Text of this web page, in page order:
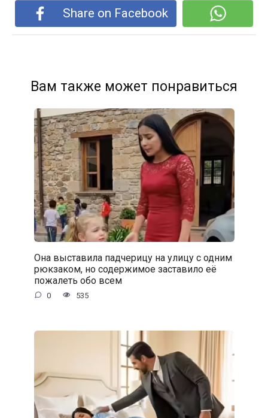
Share on Facebook
Вам также может понравиться
Она выставила падчерицу на улицу с одним
рюкзаком, но содержимое заставило её
пожалеть обо всем
0 535